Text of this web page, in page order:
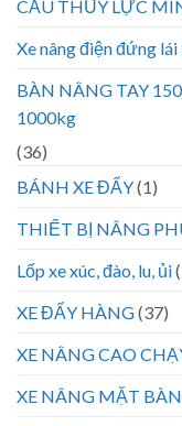
CẨU THỦY LỰC
Xe nâng điện đứng
BÀN NÂNG TAY
1000kg
(36)
BÁNH XE ĐẨY(1)
THIẾT BỊ NÂNG
Lốp xe xúc, đào, lu, ủi
XE ĐẨY HÀNG(37)
XE NÂNG CAO
XE NÂNG MẶT